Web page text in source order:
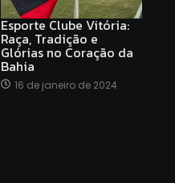
Esporte Clube Vitória:
Raça, Tradição e
Glórias no Coração da
Bahia
16 de janeiro de 2024